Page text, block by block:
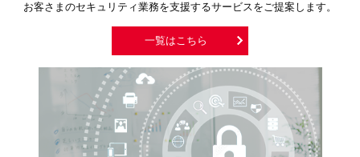
お客さまのセキュリティ業務を支援するサービスをご提案します。
一覧はこちら